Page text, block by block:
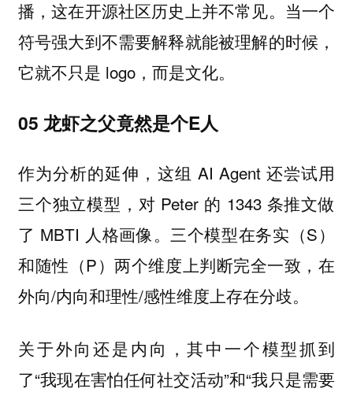
播，这在开源社区历史上并不常见。当一个
符号强大到不需要解释就能被理解的时候，
它就不只是 logo，而是文化。
05 龙虾之父竟然是个E人
作为分析的延伸，这组 AI Agent 还尝试用
三个独立模型，对 Peter 的 1343 条推文做
了 MBTI 人格画像。三个模型在务实（S）
和随性（P）两个维度上判断完全一致，在
外向/内向和理性/感性维度上存在分歧。
关于外向还是内向，其中一个模型抓到
了“我现在害怕任何社交活动”和“我只是需要